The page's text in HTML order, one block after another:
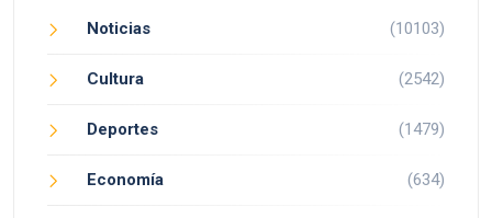
Noticias (10103)
Cultura (2542)
Deportes (1479)
Economía (634)